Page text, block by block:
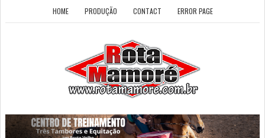
HOME PRODUÇÃO CONTACT ERROR PAGE